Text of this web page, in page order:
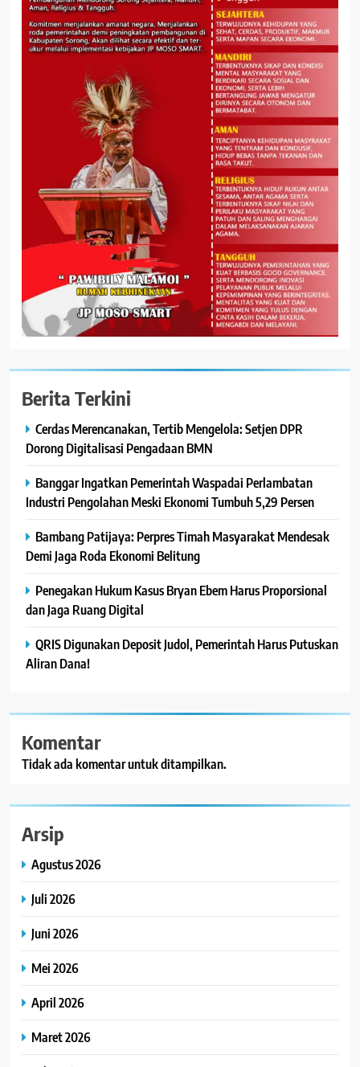
Berita Terkini
Cerdas Merencanakan, Tertib Mengelola: Setjen DPR
Dorong Digitalisasi Pengadaan BMN
Banggar Ingatkan Pemerintah Waspadai Perlambatan
Industri Pengolahan Meski Ekonomi Tumbuh 5,29 Persen
Bambang Patijaya: Perpres Timah Masyarakat Mendesak
Demi Jaga Roda Ekonomi Belitung
Penegakan Hukum Kasus Bryan Ebem Harus Proporsional
dan Jaga Ruang Digital
QRIS Digunakan Deposit Judol, Pemerintah Harus Putuskan
Aliran Dana!
Komentar
Tidak ada komentar untuk ditampilkan.
Arsip
Agustus 2026
Juli 2026
Juni 2026
Mei 2026
April 2026
Maret 2026